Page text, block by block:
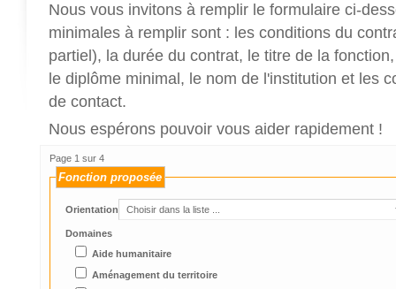
Nous vous invitons à remplir le formulaire ci-
minimales à remplir sont : les conditions du
partiel), la durée du contrat, le titre de la
le diplôme minimal, le nom de l'institution et les
de contact.
Nous espérons pouvoir vous aider rapidement !
Page 1 sur 4
Fonction proposée
Orientation
Domaines
Aide humanitaire
Aménagement du territoire